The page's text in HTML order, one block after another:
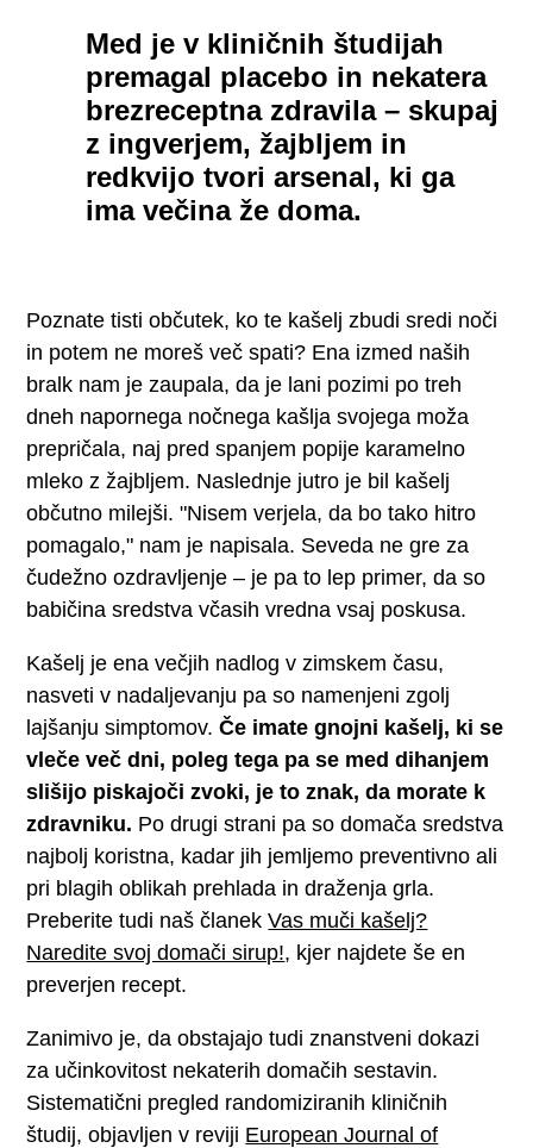
Med je v kliničnih študijah
premagal placebo in nekatera
brezreceptna zdravila – skupaj
z ingverjem, žajbljem in
redkvijo tvori arsenal, ki ga
ima večina že doma.
Poznate tisti občutek, ko te kašelj zbudi sredi noči
in potem ne moreš več spati? Ena izmed naših
bralk nam je zaupala, da je lani pozimi po treh
dneh napornega nočnega kašlja svojega moža
prepričala, naj pred spanjem popije karamelno
mleko z žajbljem. Naslednje jutro je bil kašelj
občutno milejši. "Nisem verjela, da bo tako hitro
pomagalo," nam je napisala. Seveda ne gre za
čudežno ozdravljenje – je pa to lep primer, da so
babičina sredstva včasih vredna vsaj poskusa.
Kašelj je ena večjih nadlog v zimskem času,
nasveti v nadaljevanju pa so namenjeni zgolj
lajšanju simptomov.Če imate gnojni kašelj, ki se
vleče več dni, poleg tega pa se med dihanjem
slišijo piskajoči zvoki, je to znak, da morate k
zdravniku. Po drugi strani pa so domača sredstva
najbolj koristna, kadar jih jemljemo preventivno ali
pri blagih oblikah prehlada in draženja grla.
Preberite tudi naš članekVas muči kašelj?
Naredite svoj domači sirup!, kjer najdete še en
preverjen recept.
Zanimivo je, da obstajajo tudi znanstveni dokazi
za učinkovitost nekaterih domačih sestavin.
Sistematični pregled randomiziranih kliničnih
študij, objavljen v reviji European Journal of